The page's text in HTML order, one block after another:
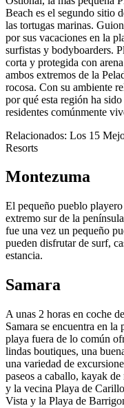
Beach es el segundo sitio
las tortugas marinas.
por sus vacaciones en la
surfistas y bodyboarders.
corta y protegida con
ambos extremos de la
rocosa. Con su ambiente
por qué esta región ha
residentes comúnmente
Relacionados: Los 15
Resorts
Montezuma
El pequeño pueblo
extremo sur de la
fue una vez un pequeño
pueden disfrutar de surf,
estancia.
Samara
A unas 2 horas en coche
Samara se encuentra en
playa fuera de lo común
lindas boutiques, una
una variedad de
paseos a caballo, kayak
y la vecina Playa de
Vista y la Playa de